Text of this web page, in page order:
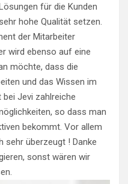
für die Kunden
hohe Qualität setzen.
der Mitarbeiter
wird ebenso auf eine
möchte, dass die
und das Wissen im
bei Jevi zahlreiche
so dass man
bekommt. Vor allem
sehr überzeugt ! Danke
sonst wären wir